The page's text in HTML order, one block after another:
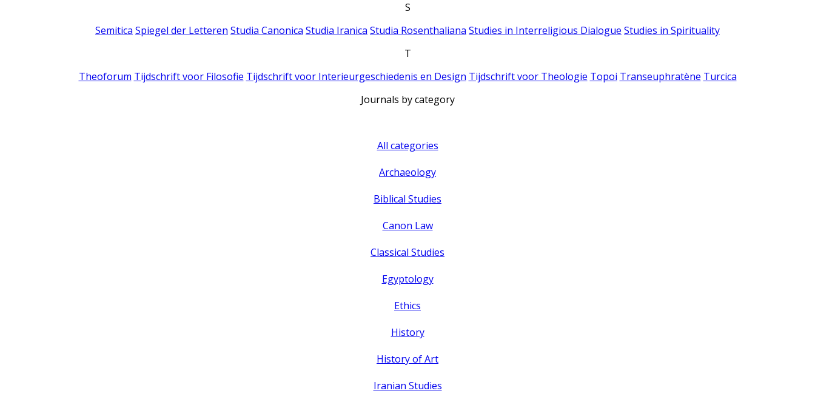
S
Semitica Spiegel der Letteren Studia Canonica Studia Iranica Studia Rosenthaliana Studies in Interreligious Dialogue Studies in Spirituality
T
Theoforum Tijdschrift voor Filosofie Tijdschrift voor Interieurgeschiedenis en Design Tijdschrift voor Theologie Topoi Transeuphratène Turcica
Journals by category
All categories
Archaeology
Biblical Studies
Canon Law
Classical Studies
Egyptology
Ethics
History
History of Art
Iranian Studies